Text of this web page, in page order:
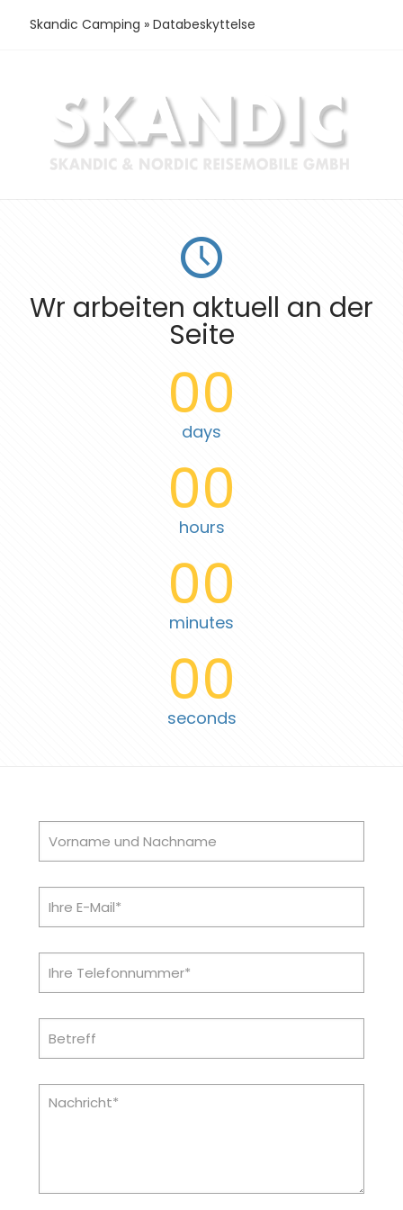
Skandic Camping » Databeskyttelse
Wr arbeiten aktuell an der
Seite
00
days
00
hours
00
minutes
00
seconds